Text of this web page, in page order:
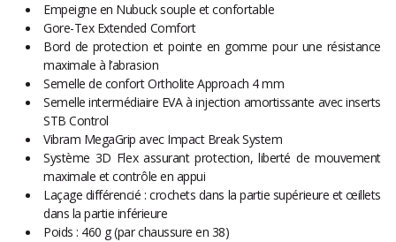
Empeigne en Nubuck souple et confortable
Gore-Tex Extended Comfort
Bord de protection et pointe en gomme pour une résistance
maximale à l’abrasion
Semelle de confort Ortholite Approach 4 mm
Semelle intermédiaire EVA à injection amortissante avec inserts
STB Control
Vibram MegaGrip avec Impact Break System
Système 3D Flex assurant protection, liberté de mouvement
maximale et contrôle en appui
Laçage différencié : crochets dans la partie supérieure et œillets
dans la partie inférieure
Poids : 460 g (par chaussure en 38)